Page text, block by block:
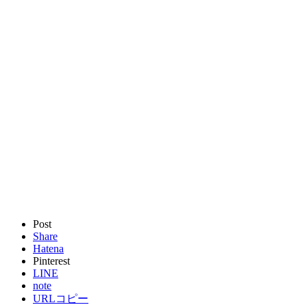
Post
Share
Hatena
Pinterest
LINE
note
URLコピー